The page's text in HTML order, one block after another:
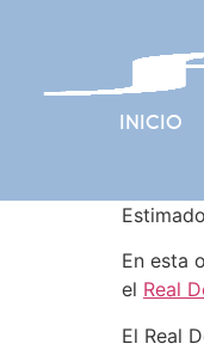
INICIO
En esta
el Real
El Real